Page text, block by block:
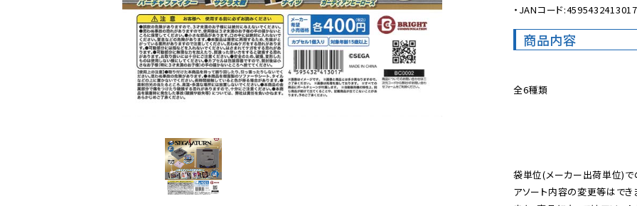
よくあるご質問
ご利用ガイド
06-6282-7659
・JANコード:4595432413017
商品内容
全6種類
袋単位(メーカー出荷単位)で
アソート内容の変更等はでき